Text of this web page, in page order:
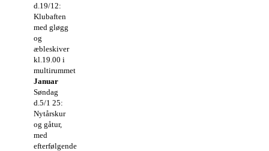
d.19/12:
Klubaften
med gløgg
og
æbleskiver
kl.19.00 i
multirummet
Januar
Søndag
d.5/1 25:
Nytårskur
og gåtur,
med
efterfølgende